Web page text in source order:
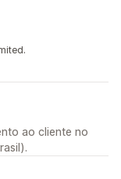
ao cliente no